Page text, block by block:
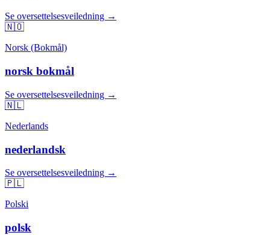
Se oversettelsesveiledning →
🇳🇴
Norsk (Bokmål)
norsk bokmål
Se oversettelsesveiledning →
🇳🇱
Nederlands
nederlandsk
Se oversettelsesveiledning →
🇵🇱
Polski
polsk